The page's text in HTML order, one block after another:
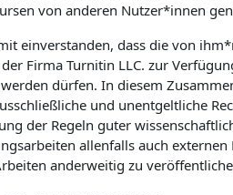
von anderen Nutzer*innen
einverstanden, dass die von
Firma Turnitin LLC. zur
dürfen. In diesem
und unentgeltliche
der Regeln guter
allenfalls auch
anderweitig zu